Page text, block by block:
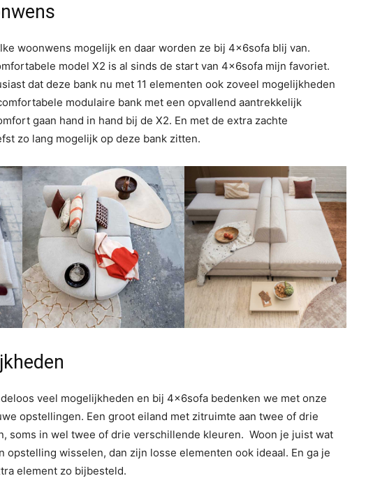
woonwens mogelijk en daar worden ze bij 4x6sofa blij van.
model X2 is al sinds de start van 4x6sofa mijn favoriet.
dat deze bank nu met 11 elementen ook zoveel mogelijkheden
modulaire bank met een opvallend aantrekkelijk
gaan hand in hand bij de X2. En met de extra zachte
zo lang mogelijk op deze bank zitten.
veel mogelijkheden en bij 4x6sofa bedenken we met onze
opstellingen. Een groot eiland met zitruimte aan twee of drie
soms in wel twee of drie verschillende kleuren. Woon je juist wat
opstelling wisselen, dan zijn losse elementen ook ideaal. En ga je
element zo bijbesteld.